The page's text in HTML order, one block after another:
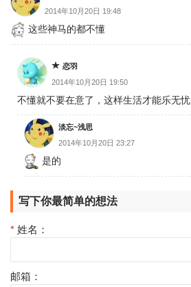
2014年10月20日 19:48
这些神马的都不懂
恋羽
2014年10月20日 19:50
不懂就不要在意了，这样生活才能乐无忧
淡忘~浅思
2014年10月20日 23:27
是的
写下你最简单的想法
* 姓名：
邮箱：